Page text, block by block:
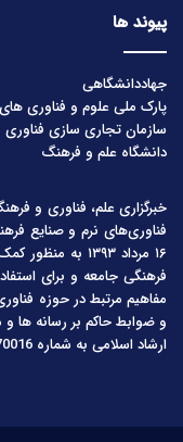
پیوند ها
جهاددانشگاهی
پارک ملی علوم و فناوری
سازمان تجاری سازی
دانشگاه علم و فرهنگ
خبرگزاری علم، فناوری و
فناوری‌های نرم و صنایع
۱۶ مرداد ۱۳۹۳
فرهنگی جامعه و برای
مفاهیم مرتبط در حوزه
و ضوابط حاکم بر رسانه ها
ارشاد اسلامی به شماره 70016 فعالیت خود را آغاز کرده است.